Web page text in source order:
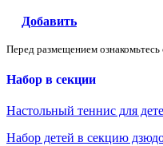
Добавить
Перед размещением ознакомьтесь
Набор в секции
Настольный теннис для
Набор детей в секцию